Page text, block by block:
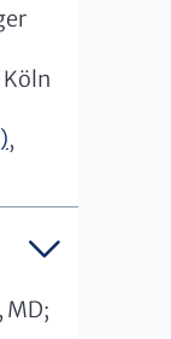
,
MD;